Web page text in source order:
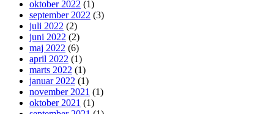
oktober 2022 (1)
september 2022 (3)
juli 2022 (2)
juni 2022 (2)
maj 2022 (6)
april 2022 (1)
marts 2022 (1)
januar 2022 (1)
november 2021 (1)
oktober 2021 (1)